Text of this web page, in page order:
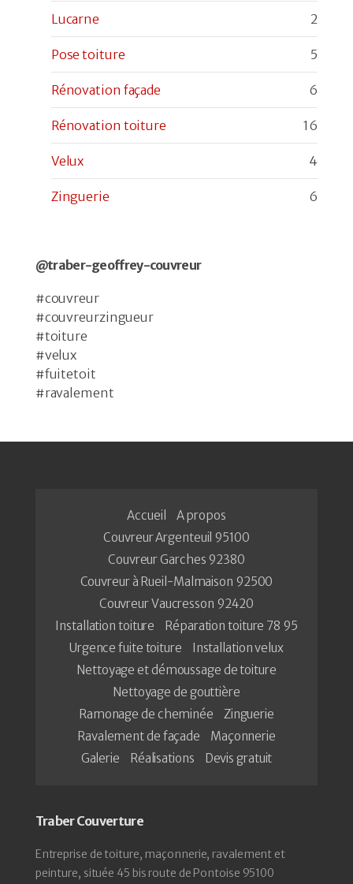
Lucarne 2
Pose toiture 5
Rénovation façade 6
Rénovation toiture 16
Velux 4
Zinguerie 6
@traber-geoffrey-couvreur
#couvreur
#couvreurzingueur
#toiture
#velux
#fuitetoit
#ravalement
Accueil
A propos
Couvreur Argenteuil 95100
Couvreur Garches 92380
Couvreur à Rueil-Malmaison 92500
Couvreur Vaucresson 92420
Installation toiture
Réparation toiture 78 95
Urgence fuite toiture
Installation velux
Nettoyage et démoussage de toiture
Nettoyage de gouttière
Ramonage de cheminée
Zinguerie
Ravalement de façade
Maçonnerie
Galerie
Réalisations Devis gratuit
Traber Couverture
Entreprise de toiture, maçonnerie, ravalement et
peinture, située 45 bis route de Pontoise 95100